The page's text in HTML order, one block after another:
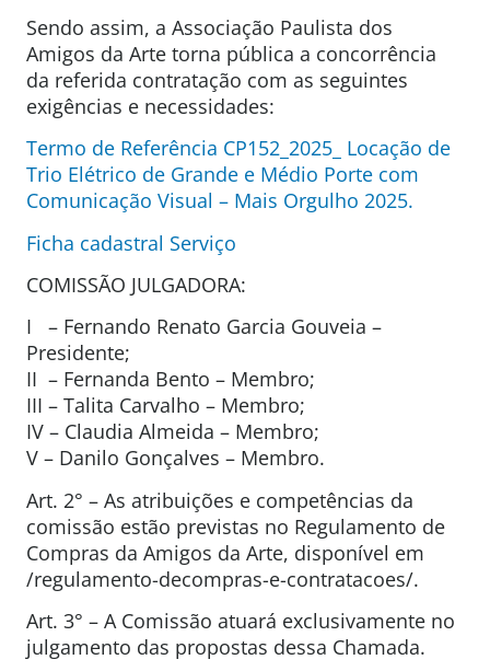
Sendo assim, a Associação Paulista dos
Amigos da Arte torna pública a concorrência
da referida contratação com as seguintes
exigências e necessidades:
Termo de Referência CP152_2025_ Locação de
Trio Elétrico de Grande e Médio Porte com
Comunicação Visual – Mais Orgulho 2025.
Ficha cadastral Serviço
COMISSÃO JULGADORA:
I – Fernando Renato Garcia Gouveia –
Presidente;
II – Fernanda Bento – Membro;
III – Talita Carvalho – Membro;
IV – Claudia Almeida – Membro;
V – Danilo Gonçalves – Membro.
Art. 2° – As atribuições e competências da
comissão estão previstas no Regulamento de
Compras da Amigos da Arte, disponível em
/regulamento-decompras-e-contratacoes/.
Art. 3° – A Comissão atuará exclusivamente no
julgamento das propostas dessa Chamada.